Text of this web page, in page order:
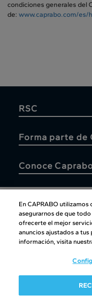
condiciones generales del
de: www.caprabo.com/es/
RSC
Forma parte de
Conoce
|
legal|
En CAPRABO
asegurarnos de que
ofrecerte el mejor
anuncios ajustados a tus
información, visita